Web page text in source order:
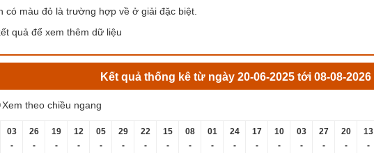
có màu đỏ là trường hợp về ở giải đặc biệt.
quả để xem thêm dữ liệu
Kết quả thống kê từ ngày 20-06-2025 tới 08-08-2026
Xem theo chiều ngang
03
-
26
-
19
-
12
-
05
-
29
-
22
-
15
-
08
-
01
-
24
-
17
-
10
-
03
-
27
-
20
-
13
-